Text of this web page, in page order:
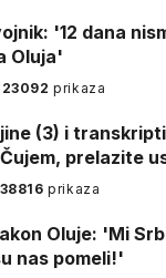
'12 dana
Oluja'
prikaza
(3) i
prelazite
prikaza
Oluje: 'Mi
nas pomeli!'